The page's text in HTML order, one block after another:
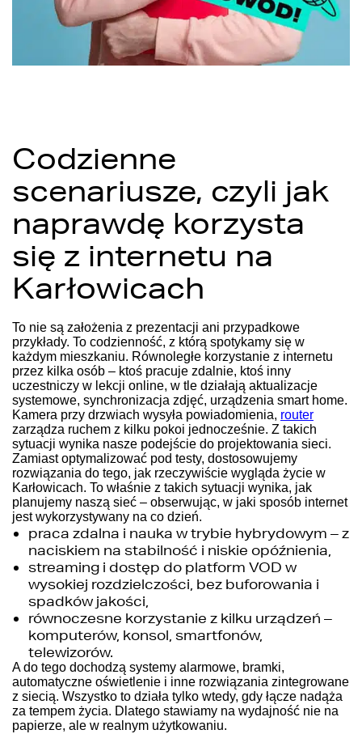
Codzienne
scenariusze, czyli jak
naprawdę korzysta
się z internetu na
Karłowicach
To nie są założenia z prezentacji ani przypadkowe
przykłady. To codzienność, z którą spotykamy się w
każdym mieszkaniu. Równoległe korzystanie z internetu
przez kilka osób – ktoś pracuje zdalnie, ktoś inny
uczestniczy w lekcji online, w tle działają aktualizacje
systemowe, synchronizacja zdjęć, urządzenia smart home.
Kamera przy drzwiach wysyła powiadomienia, router
zarządza ruchem z kilku pokoi jednocześnie. Z takich
sytuacji wynika nasze podejście do projektowania sieci.
Zamiast optymalizować pod testy, dostosowujemy
rozwiązania do tego, jak rzeczywiście wygląda życie w
Karłowicach. To właśnie z takich sytuacji wynika, jak
planujemy naszą sieć – obserwując, w jaki sposób internet
jest wykorzystywany na co dzień.
praca zdalna i nauka w trybie hybrydowym – z
naciskiem na stabilność i niskie opóźnienia,
streaming i dostęp do platform VOD w
wysokiej rozdzielczości, bez buforowania i
spadków jakości,
równoczesne korzystanie z kilku urządzeń –
komputerów, konsol, smartfonów,
telewizorów.
A do tego dochodzą systemy alarmowe, bramki,
automatyczne oświetlenie i inne rozwiązania zintegrowane
z siecią. Wszystko to działa tylko wtedy, gdy łącze nadąża
za tempem życia. Dlatego stawiamy na wydajność nie na
papierze, ale w realnym użytkowaniu.